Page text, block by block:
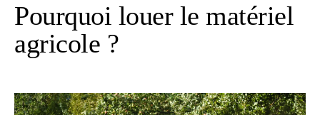
Pourquoi louer le matériel
agricole ?